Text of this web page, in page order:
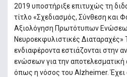
2019 υποστήριξε επιτυχώς τη
τίτλο «Σχεδιασμός, Σύνθεση και
Αξιολόγηση Πρωτότυπων
Νευροεκφυλιστικές Διαταραχές»
ενδιαφέροντα εστιάζονται στην
ενώσεων για την αποτελεσματική
όπως η νόσος του Alzheimer. Έχει